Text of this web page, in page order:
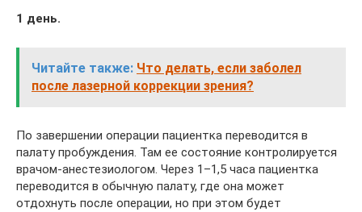
1 день.
Читайте также: Что делать, если заболел
после лазерной коррекции зрения?
По завершении операции пациентка переводится в
палату пробуждения. Там ее состояние контролируется
врачом-анестезиологом. Через 1–1,5 часа пациентка
переводится в обычную палату, где она может
отдохнуть после операции, но при этом будет